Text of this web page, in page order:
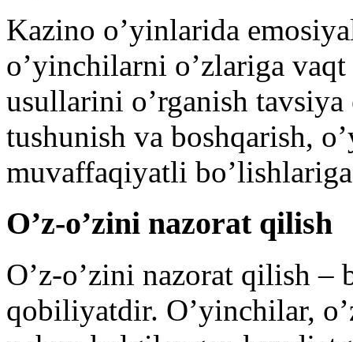
Kazino o’yinlarida
o’yinchilarni o’zlariga
usullarini o’rganish
tushunish va boshqarish,
muvaffaqiyatli
O’z-o’zini nazorat qilish
O’z-o’zini nazorat qilish
qobiliyatdir. O’yinchilar,